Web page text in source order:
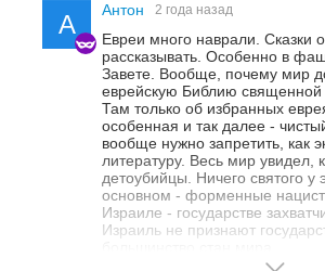
А Антон 2 года назад
Евреи много наврали. Сказки
рассказывать. Особенно в
Завете. Вообще, почему мир
еврейскую Библию священной
Там только об избранных
особенная и так далее -
вообще нужно запретить, как
литературу. Весь мир увидел,
детоубийцы. Ничего святого у
основном - форменные
Израиле - государстве
Израиль не признают